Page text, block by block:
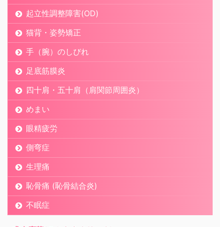
起立性調整障害(OD)
猫背・姿勢矯正
手（腕）のしびれ
足底筋膜炎
四十肩・五十肩（肩関節周囲炎）
めまい
眼精疲労
側弯症
生理痛
恥骨痛 (恥骨結合炎)
不眠症